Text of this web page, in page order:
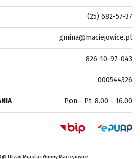
(25) 682-57-37
gmina@maciejowice.pl
826-10-97-043
000544326
Pon - Pt. 8.00 - 16.00
Urząd Miasta i Gminy Maciejowice